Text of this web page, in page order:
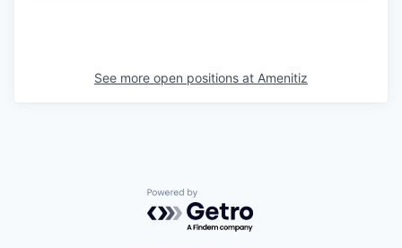
See more open positions at Amenitiz
Powered by Getro.com